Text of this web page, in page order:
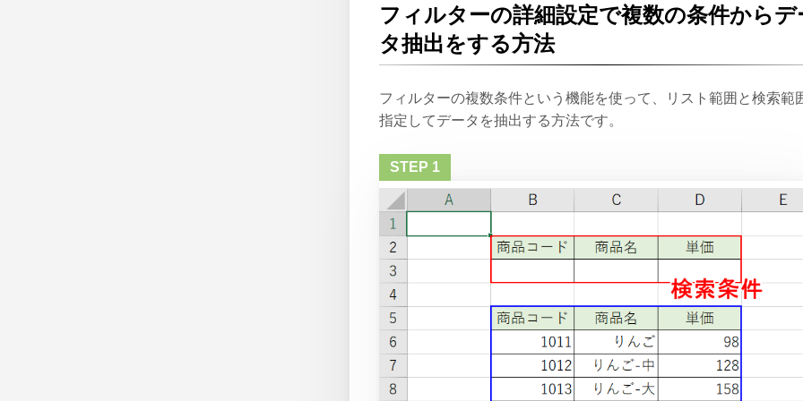
フィルターの詳細設定で複数の条件からデ
タ抽出をする方法
フィルターの複数条件という機能を使って、リスト範囲と検索範
指定してデータを抽出する方法です。